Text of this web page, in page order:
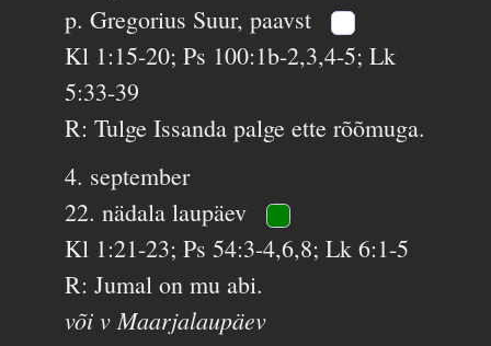
p. Gregorius Suur, paavst
Kl 1:15-20; Ps 100:1b-2,3,4-5; Lk
5:33-39
R: Tulge Issanda palge ette rõõmuga.
4. september
22. nädala laupäev
Kl 1:21-23; Ps 54:3-4,6,8; Lk 6:1-5
R: Jumal on mu abi.
või v Maarjalaupäev